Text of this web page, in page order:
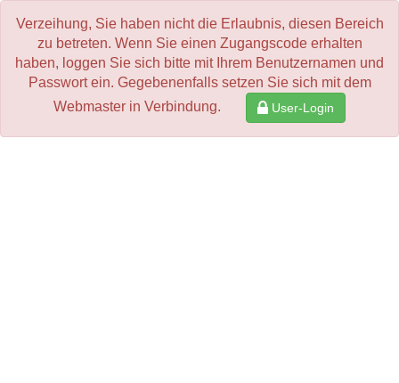
Verzeihung, Sie haben nicht die Erlaubnis, diesen Bereich
zu betreten. Wenn Sie einen Zugangscode erhalten
haben, loggen Sie sich bitte mit Ihrem Benutzernamen und
Passwort ein. Gegebenenfalls setzen Sie sich mit dem
Webmaster in Verbindung.
User-Login